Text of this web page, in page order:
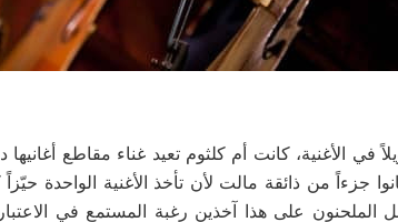
في الأغنية، كانت أم كلثوم تعيد غناء مقاطع
جزءاً من ذائقة مالت لأن تأخذ الأغنية الواحدة حيّزاً
الملحنون على هذا آخذين رغبة المستمع في